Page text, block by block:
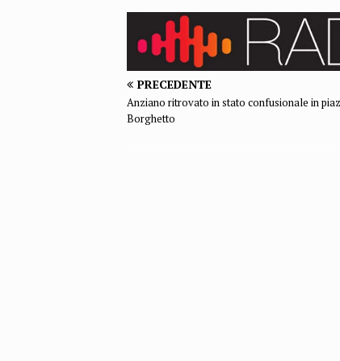
PRECEDENTE
Anziano ritrovato in stato confusionale in
Borghetto